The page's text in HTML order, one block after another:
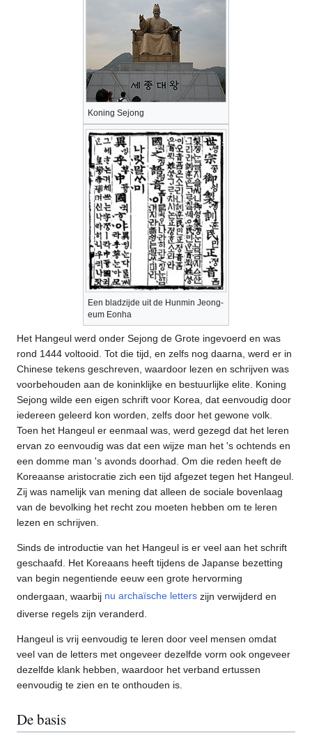
Koning Sejong
Een bladzijde uit de Hunmin Jeong-
eum Eonha
Het Hangeul werd onder Sejong de Grote ingevoerd en was
rond 1444 voltooid. Tot die tijd, en zelfs nog daarna, werd er in
Chinese tekens geschreven, waardoor lezen en schrijven was
voorbehouden aan de koninklijke en bestuurlijke elite. Koning
Sejong wilde een eigen schrift voor Korea, dat eenvoudig door
iedereen geleerd kon worden, zelfs door het gewone volk.
Toen het Hangeul er eenmaal was, werd gezegd dat het leren
ervan zo eenvoudig was dat een wijze man het 's ochtends en
een domme man 's avonds doorhad. Om die reden heeft de
Koreaanse aristocratie zich een tijd afgezet tegen het Hangeul.
Zij was namelijk van mening dat alleen de sociale bovenlaag
van de bevolking het recht zou moeten hebben om te leren
lezen en schrijven.
Sinds de introductie van het Hangeul is er veel aan het schrift
geschaafd. Het Koreaans heeft tijdens de Japanse bezetting
van begin negentiende eeuw een grote hervorming
ondergaan, waarbij nu archaïsche letters zijn verwijderd en
diverse regels zijn veranderd.
Hangeul is vrij eenvoudig te leren door veel mensen omdat
veel van de letters met ongeveer dezelfde vorm ook ongeveer
dezelfde klank hebben, waardoor het verband ertussen
eenvoudig te zien en te onthouden is.
De basis